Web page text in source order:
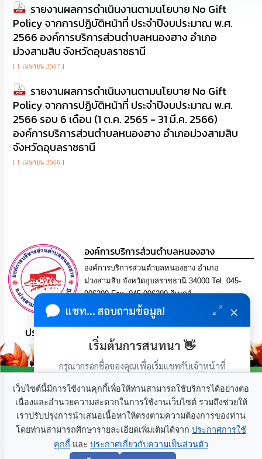
การ
ดำเนิน
การ
เพื่อ
ป้องกัน
การ
ทุจริต
มาตรการ
ส่ง
เสริม
คุณธรรม
และ
ความ
โปร่งใส
e-
Service
กิจการ
สภา
กิจการ
สภา
ท้อง
ถิ่น
ของ
เรา
รายงานผลการดำเนินงานตามนโยบาย No Gift
Policy จากการปฏิบัติหน้าที่ ประจำปีงบประมาณ พ.ศ.
2566 องค์การบริการส่วนตำบลหนองฮาง อำเภอ
ม่วงสามสิบ จังหวัดอุบลราชธานี
[ 1 เมษายน 2567 ]
รายงานผลการดำเนินงานตามนโยบาย No Gift
Policy จากการปฏิบัติหน้าที่ ประจำปีงบประมาณ พ.ศ.
2566 รอบ 6 เดือน (1 ต.ค. 2565 - 31 มี.ค. 2566)
องค์การบริการส่วนตำบลหนองฮาง อำเภอม่วงสามสิบ
จังหวัดอุบลราชธานี
[ 1 เมษายน 2566 ]
เว็บไซต์นี้มีการใช้งานคุกกี้เพื่อให้ท่านสามารถใช้บริการได้อย่างต่อ
เนื่องและอำนวยความสะดวกในการใช้งานเว็บไซต์ รวมถึงช่วยให้
เราปรับปรุงการนำเสนอเนื้อหาให้ตรงตามความต้องการของท่าน
โดยท่านสามารถศึกษารายละเอียดเพิ่มเติมได้จาก ประกาศการใช้
คุกกี้ และ ประกาศเกี่ยวกับความเป็นส่วนตัว
แชท... สอบถามข้อมูล! ×
เริ่มต้นการสนทนา 👋
กรุณากรอกชื่อของคุณเพื่อเริ่มแชทกับเจ้าหน้าที่
เริ่มแชท
องค์การบริการส่วนตำบลหนองฮาง
องค์การบริการส่วนตำบลหนองฮาง อำเภอ
ม่วงสามสิบ จังหวัดอุบลราชธานี 34000 Tel. 045-
906299 Fax. 045-906299 อีเมลล์
saraban@localnonghang.go.th
ประชาชน มีภูมิคุ้มกัน พึ่งพาตนเอง พอเพียง เป็นสุข
เกี่ยวกับเรา ติดต่อเรา